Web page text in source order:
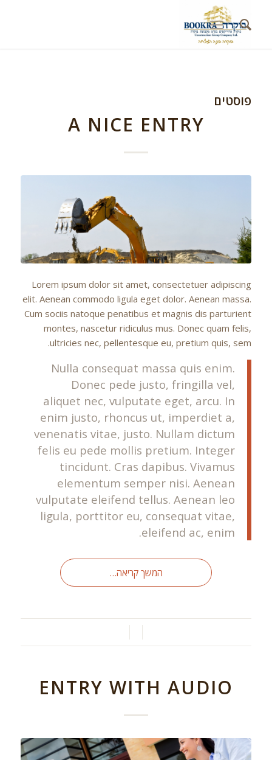
פוסטים
A NICE ENTRY
Lorem ipsum dolor sit amet, consectetuer adipiscing
elit. Aenean commodo ligula eget dolor. Aenean massa.
Cum sociis natoque penatibus et magnis dis parturient
montes, nascetur ridiculus mus. Donec quam felis,
ultricies nec, pellentesque eu, pretium quis, sem.
Nulla consequat massa quis enim.
Donec pede justo, fringilla vel,
aliquet nec, vulputate eget, arcu. In
enim justo, rhoncus ut, imperdiet a,
venenatis vitae, justo. Nullam dictum
felis eu pede mollis pretium. Integer
tincidunt. Cras dapibus. Vivamus
elementum semper nisi. Aenean
vulputate eleifend tellus. Aenean leo
ligula, porttitor eu, consequat vitae,
eleifend ac, enim.
המשך קריאה…
ENTRY WITH AUDIO